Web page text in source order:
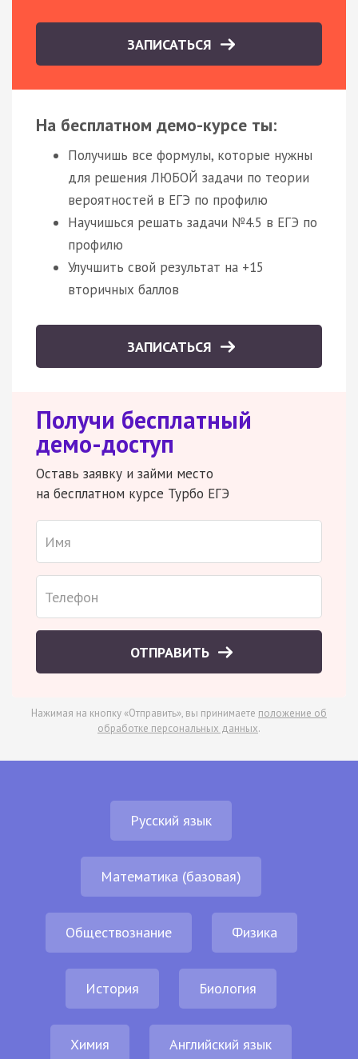
ЗАПИСАТЬСЯ
На бесплатном демо-курсе ты:
Получишь все формулы, которые нужны
для решения ЛЮБОЙ задачи по теории
вероятностей в ЕГЭ по профилю
Научишься решать задачи №4.5 в ЕГЭ по
профилю
Улучшить свой результат на +15
вторичных баллов
ЗАПИСАТЬСЯ
Получи бесплатный
демо-доступ
Оставь заявку и займи место
на бесплатном курсе Турбо ЕГЭ
ОТПРАВИТЬ
Нажимая на кнопку «Отправить», вы принимаете положение об
обработке персональных данных.
Русский язык
Математика (базовая)
Обществознание Физика
История Биология
Химия Английский язык